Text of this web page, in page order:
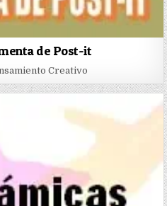
de Post-it
Creativo